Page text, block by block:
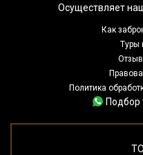
Осуществляет
Как
Туры
Политика
Подбор